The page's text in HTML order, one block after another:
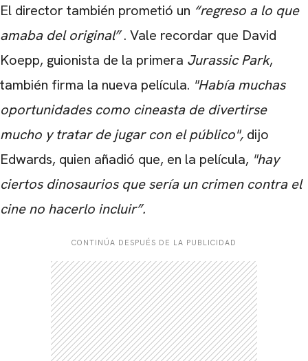
El director también prometió un “regreso a lo que
amaba del original”. Vale recordar que David
Koepp, guionista de la primera Jurassic Park,
también firma la nueva película. "Había muchas
oportunidades como cineasta de divertirse
mucho y tratar de jugar con el público", dijo
Edwards, quien añadió que, en la película, "hay
ciertos dinosaurios que sería un crimen contra el
cine no hacerlo incluir”.
CONTINÚA DESPUÉS DE LA PUBLICIDAD